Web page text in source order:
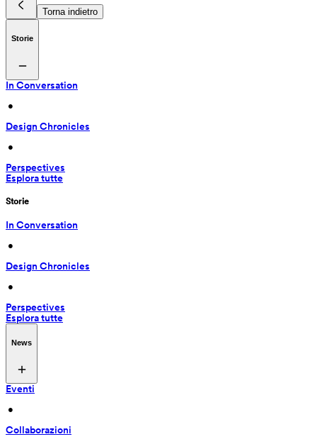
Torna indietro
Storie
In Conversation
•
Design Chronicles
•
Perspectives
Esplora tutte
Storie
In Conversation
•
Design Chronicles
•
Perspectives
Esplora tutte
News
Eventi
•
Collaborazioni